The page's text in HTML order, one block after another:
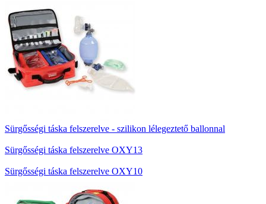
Sürgősségi táska felszerelve - szilikon lélegeztető ballonnal
Sürgősségi táska felszerelve OXY13
Sürgősségi táska felszerelve OXY10